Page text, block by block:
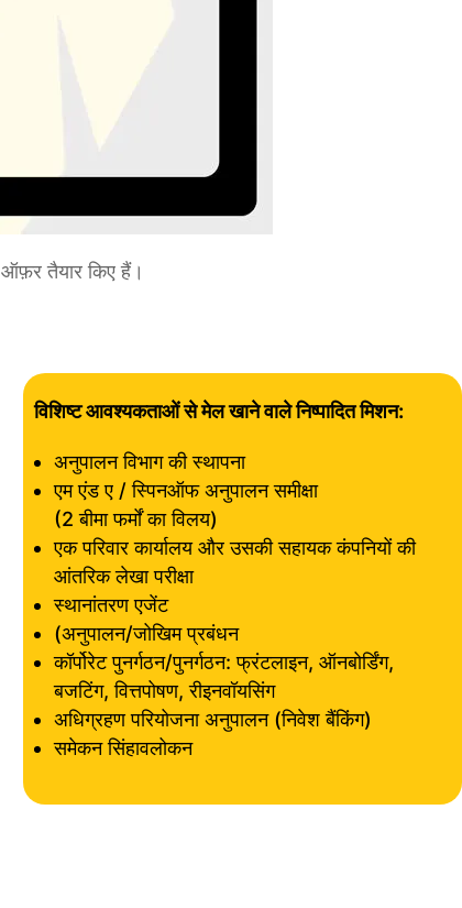
तैयार किए हैं।
विशिष्ट आवश्यकताओं से मेल खाने वाले निष्पादित मिशन:
अनुपालन विभाग की स्थापना
एम एंड ए / स्पिनऑफ अनुपालन समीक्षा
(2 बीमा फर्मों का विलय)
एक परिवार कार्यालय और उसकी सहायक कंपनियों की
आंतरिक लेखा परीक्षा
स्थानांतरण एजेंट
(अनुपालन/जोखिम प्रबंधन
कॉर्पोरेट पुनर्गठन/पुनर्गठन: फ्रंटलाइन, ऑनबोर्डिंग,
बजटिंग, वित्तपोषण, रीइनवॉयसिंग
अधिग्रहण परियोजना अनुपालन (निवेश बैंकिंग)
समेकन सिंहावलोकन